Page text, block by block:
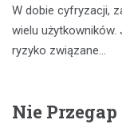
W dobie cyfryzacji,
wielu użytkowników.
ryzyko związane…
Nie Przegap